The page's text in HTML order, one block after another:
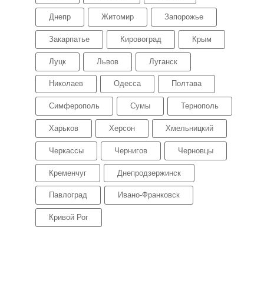
Днепр Житомир Запорожье
Закарпатье Кировоград Крым
Луцк Львов Луганск
Николаев Одесса Полтава
Симферополь Сумы Тернополь
Харьков Херсон Хмельницкий
Черкассы Чернигов Черновцы
Кременчуг Днепродзержинск
Павлоград Ивано-Франковск
Кривой Рог